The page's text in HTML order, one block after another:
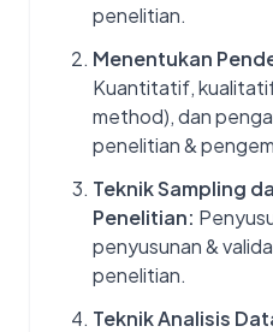
penelitian.
Menentukan
Kuantitatif,
method), dan
penelitian &
Teknik Sampling
Penelitian:
penyusunan &
penelitian.
Teknik Analisis